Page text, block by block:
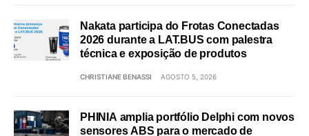
Nakata participa do Frotas Conectadas
2026 durante a LAT.BUS com palestra
técnica e exposição de produtos
CHRISTIANE BENASSI AGOSTO 5, 2026
PHINIA amplia portfólio Delphi com novos
sensores ABS para o mercado de